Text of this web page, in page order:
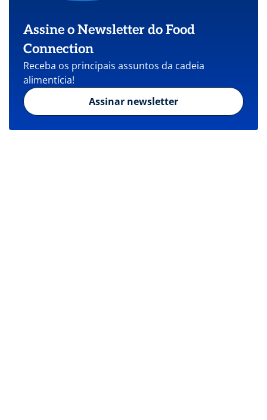
Assine o Newsletter do Food
Connection
Receba os principais assuntos da cadeia
alimentícia!
Assinar newsletter